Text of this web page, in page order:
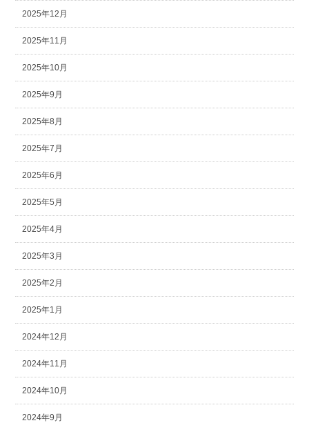
2025年12月
2025年11月
2025年10月
2025年9月
2025年8月
2025年7月
2025年6月
2025年5月
2025年4月
2025年3月
2025年2月
2025年1月
2024年12月
2024年11月
2024年10月
2024年9月